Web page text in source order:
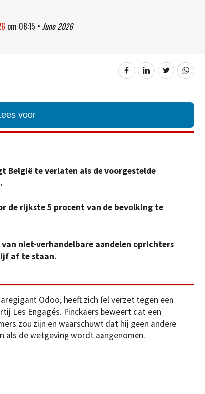
om 08:15 • June 2026
voor
België te verlaten als de voorgestelde
de rijkste 5 procent van de bevolking te
niet-verhandelbare aandelen oprichters
af te staan.
Odoo, heeft zich fel verzet tegen een
Les Engagés. Pinckaers beweert dat een
zou zijn en waarschuwt dat hij geen andere
als de wetgeving wordt aangenomen.